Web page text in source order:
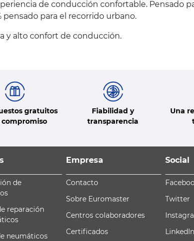
de conducción confortable. Pensado
para el recorrido urbano.
y alto confort de conducción.
gratuitos
compromiso
Fiabilidad y
transparencia
Una
de
reparación
neumáticos
Empresa
Contacto
Sobre Euromaster
Centros colaboradores
Certificados
Social
Twitter
LinkedIn